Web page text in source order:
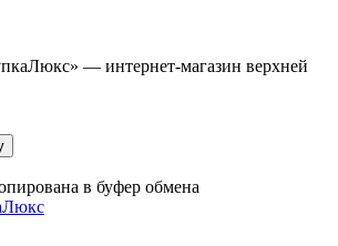
— интернет-магазин верхней
в буфер обмена